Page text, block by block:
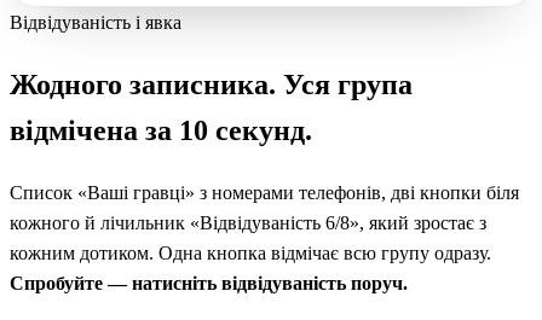
Відвідуваність і явка
Жодного записника. Уся група
відмічена за 10 секунд.
Список «Ваші гравці» з номерами телефонів, дві кнопки біля
кожного й лічильник «Відвідуваність 6/8», який зростає з
кожним дотиком. Одна кнопка відмічає всю групу одразу.
Спробуйте — натисніть відвідуваність поруч.